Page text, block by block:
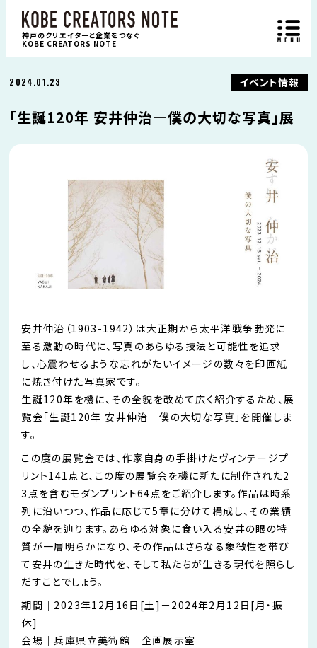
神戸のクリエイターと企業をつなぐ
KOBE CREATORS NOTE
イベント情報
2024.01.23
｢生誕120年 安井仲治―僕の大切な写真｣展
安井仲治（1903-1942）は大正期から太平洋戦争勃発に
至る激動の時代に、写真のあらゆる技法と可能性を追求
し、心震わせるような忘れがたいイメージの数々を印画紙
に焼き付けた写真家です。
生誕120年を機に、その全貌を改めて広く紹介するため、展
覧会｢生誕120年 安井仲治―僕の大切な写真｣を開催しま
す。
この度の展覧会では、作家自身の手掛けたヴィンテージプ
リント141点と、この度の展覧会を機に新たに制作された2
3点を含むモダンプリント64点をご紹介します。作品は時系
列に沿いつつ、作品に応じて5章に分けて構成し、その業績
の全貌を辿ります。あらゆる対象に食い入る安井の眼の特
質が一層明らかになり、その作品はさらなる象徴性を帯び
て安井の生きた時代を、そして私たちが生きる現代を照らし
だすことでしょう。
期間｜2023年12月16日[土]－2024年2月12日[月・振
休]
会場｜兵庫県立美術館 企画展示室